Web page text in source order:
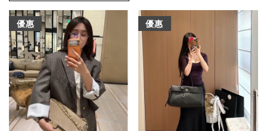
優惠 優惠